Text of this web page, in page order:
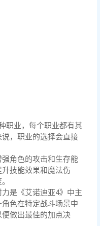
职业，每个职业都有其
，职业的选择会直接
角色的攻击和生存能
技能效果和魔法伤
是《艾诺迪亚4》中主
色在特定战斗场景中
做出最佳的加点决